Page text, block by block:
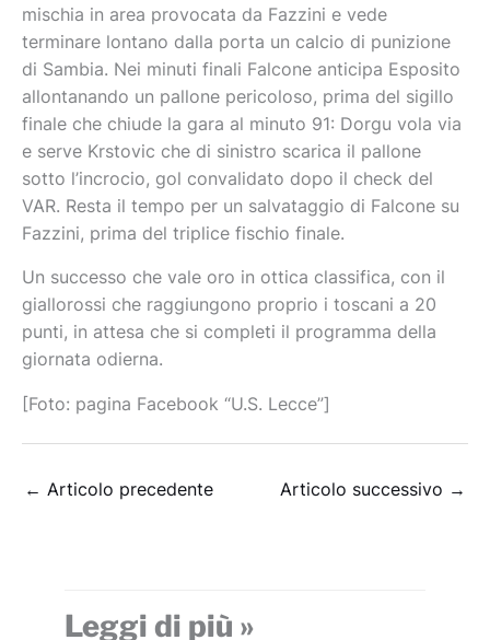
mischia in area provocata da Fazzini e vede
terminare lontano dalla porta un calcio di punizione
di Sambia. Nei minuti finali Falcone anticipa Esposito
allontanando un pallone pericoloso, prima del sigillo
finale che chiude la gara al minuto 91: Dorgu vola via
e serve Krstovic che di sinistro scarica il pallone
sotto l’incrocio, gol convalidato dopo il check del
VAR. Resta il tempo per un salvataggio di Falcone su
Fazzini, prima del triplice fischio finale.
Un successo che vale oro in ottica classifica, con il
giallorossi che raggiungono proprio i toscani a 20
punti, in attesa che si completi il programma della
giornata odierna.
[Foto: pagina Facebook “U.S. Lecce”]
← Articolo precedente Articolo successivo →
Leggi di più »